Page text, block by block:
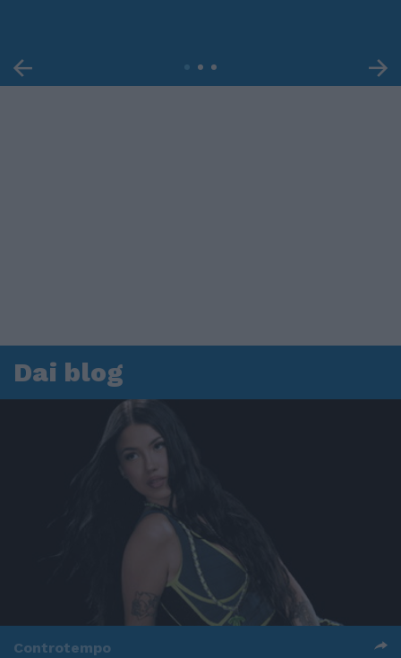
Dai blog
Controtempo